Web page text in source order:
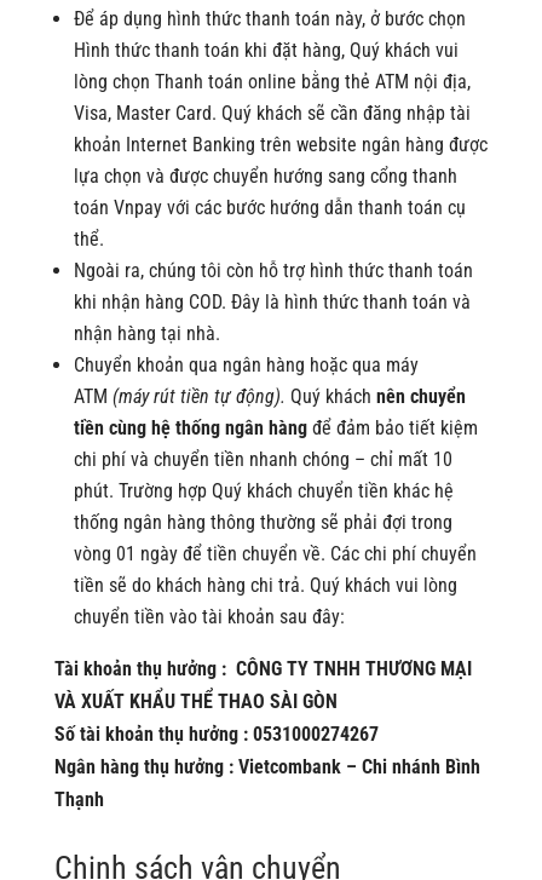
Để áp dụng hình thức thanh toán này, ở bước chọn
Hình thức thanh toán khi đặt hàng, Quý khách vui
lòng chọn Thanh toán online bằng thẻ ATM nội địa,
Visa, Master Card. Quý khách sẽ cần đăng nhập tài
khoản Internet Banking trên website ngân hàng được
lựa chọn và được chuyển hướng sang cổng thanh
toán Vnpay với các bước hướng dẫn thanh toán cụ
thể.
Ngoài ra, chúng tôi còn hỗ trợ hình thức thanh toán
khi nhận hàng COD. Đây là hình thức thanh toán và
nhận hàng tại nhà.
Chuyển khoản qua ngân hàng hoặc qua máy
ATM (máy rút tiền tự động). Quý khách nên chuyển
tiền cùng hệ thống ngân hàngđể đảm bảo tiết kiệm
chi phí và chuyển tiền nhanh chóng – chỉ mất 10
phút. Trường hợp Quý khách chuyển tiền khác hệ
thống ngân hàng thông thường sẽ phải đợi trong
vòng 01 ngày để tiền chuyển về. Các chi phí chuyển
tiền sẽ do khách hàng chi trả. Quý khách vui lòng
chuyển tiền vào tài khoản sau đây:
Tài khoản thụ hưởng : CÔNG TY TNHH THƯƠNG MẠI
VÀ XUẤT KHẨU THỂ THAO SÀI GÒN
Số tài khoản thụ hưởng : 0531000274267
Ngân hàng thụ hưởng : Vietcombank – Chi nhánh Bình
Thạnh
Chinh sách vận chuyển